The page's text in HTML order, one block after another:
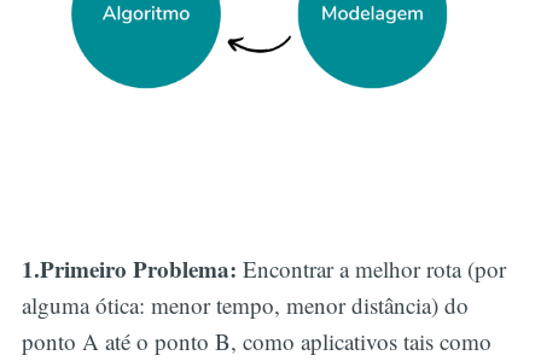
1.Primeiro Problema: Encontrar a melhor rota (por
alguma ótica: menor tempo, menor distância) do
ponto A até o ponto B, como aplicativos tais como